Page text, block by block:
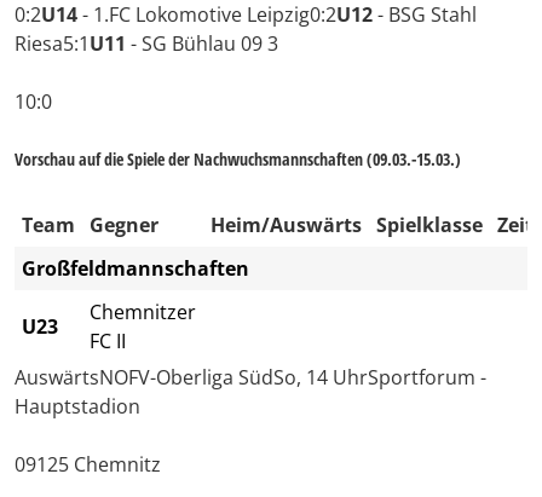
0:2U14- 1.FC Lokomotive Leipzig0:2U12- BSG Stahl
Riesa5:1U11 - SG Bühlau 09 3
10:0
Vorschau auf die Spiele der Nachwuchsmannschaften (09.03.-15.03.)
Team Gegner Heim/Auswärts Spielklasse Zeit
Großfeldmannschaften
U23
Chemnitzer
FC II
AuswärtsNOFV-Oberliga SüdSo, 14 UhrSportforum -
Hauptstadion
09125 Chemnitz